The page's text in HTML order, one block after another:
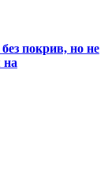
покрив, но не
на